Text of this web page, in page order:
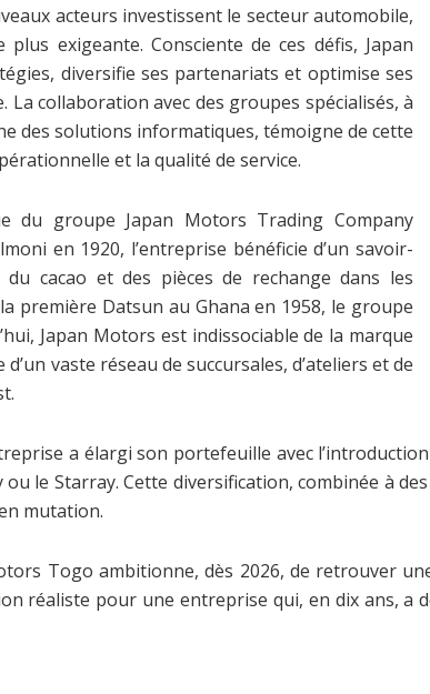
acteurs investissent le secteur automobile,
exigeante. Consciente de ces défis, Japan
diversifie ses partenariats et optimise ses
collaboration avec des groupes spécialisés, à
des solutions informatiques, témoigne de cette
et la qualité de service.
du groupe Japan Motors Trading Company
en 1920, l’entreprise bénéficie d’un savoir-
cacao et des pièces de rechange dans les
première Datsun au Ghana en 1958, le groupe
Japan Motors est indissociable de la marque
vaste réseau de succursales, d’ateliers et de
a élargi son portefeuille avec
le Starray. Cette diversification, combinée à
mutation.
Togo ambitionne, dès 2026, de retrouver
réaliste pour une entreprise qui, en dix ans,